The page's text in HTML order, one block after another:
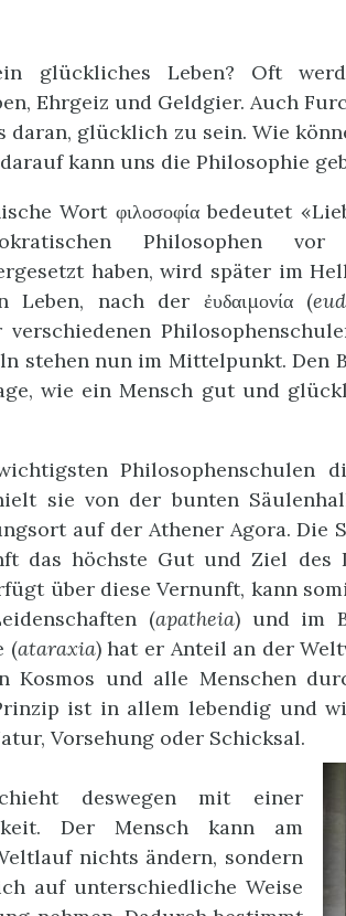
glückliches Leben? Oft
Ehrgeiz und Geldgier. Auch
daran, glücklich zu sein. Wie
kann uns die Philosophie
Wort φιλοσοφία bedeutet
Philosophen
haben, wird später im
Leben, nach der ἐυδαιμονία (
verschiedenen
stehen nun im Mittelpunkt. Den
wie ein Mensch gut und
Philosophenschulen
sie von der bunten
auf der Athener Agora. Die
das höchste Gut und Ziel des
über diese Vernunft, kann
(apatheia) und im
(ataraxia) hat er Anteil an der
Kosmos und alle Menschen
ist in allem lebendig und
Vorsehung oder Schicksal.
deswegen mit einer
Der Mensch kann am
nichts ändern, sondern
auf unterschiedliche Weise